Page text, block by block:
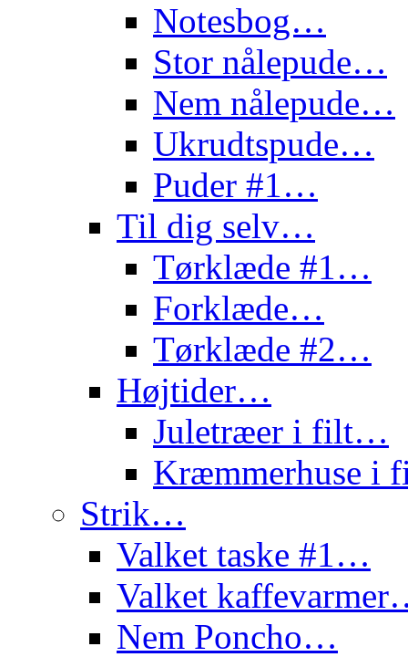
Notesbog…
Stor nålepude…
Nem nålepude…
Ukrudtspude…
Puder #1…
Til dig selv…
Tørklæde #1…
Forklæde…
Tørklæde #2…
Højtider…
Juletræer i filt…
Kræmmerhuse
Strik…
Valket taske #1…
Valket
Nem Poncho…